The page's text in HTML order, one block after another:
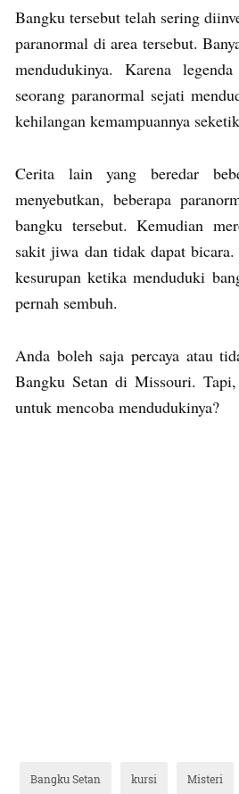
Bangku tersebut telah sering
paranormal di area tersebut.
mendudukinya. Karena
seorang paranormal sejati
kehilangan kemampuannya
Cerita lain yang beredar
menyebutkan, beberapa
bangku tersebut. Kemudian
sakit jiwa dan tidak dapat
kesurupan ketika menduduki
pernah sembuh.
Anda boleh saja percaya atau
Bangku Setan di Missouri.
untuk mencoba mendudukinya?
Bangku Setan kursi Misteri